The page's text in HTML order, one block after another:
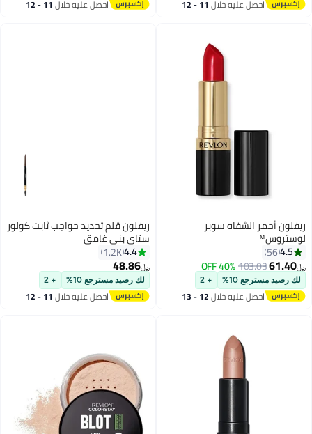
احصل عليه خلال 11 - 12 احصل عليه خلال 11 - 12
ريفلون أحمر الشفاه سوبر
لوستروس™
4.5
56
﷼‏61.40
103.03
40% OFF
لك رصيد مسترجع 10% + 2
احصل عليه خلال 12 - 13
ريفلون قلم تحديد حواجب ثابت كولور
ستاي بني غامق
4.4
1.2K
﷼‏48.86
لك رصيد مسترجع 10% + 2
احصل عليه خلال 11 - 12